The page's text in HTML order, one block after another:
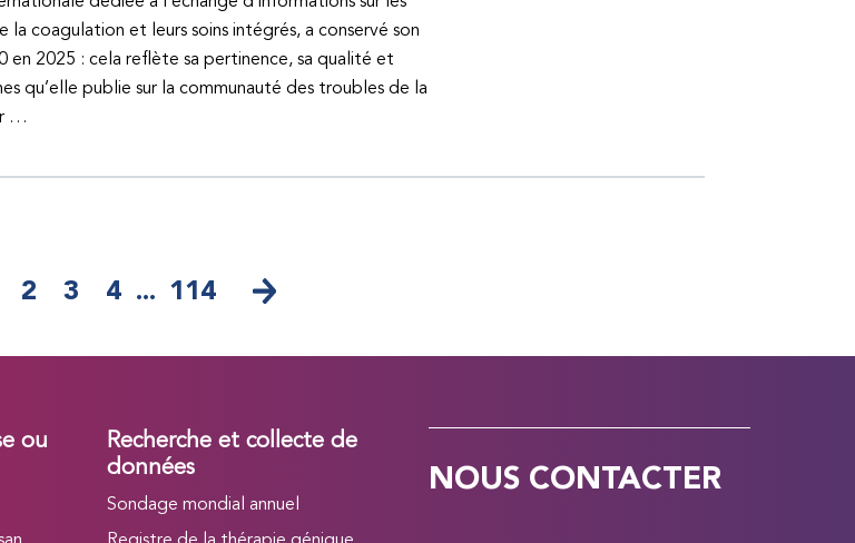
la coagulation et leurs soins intégrés, a conservé son
en 2025 : cela reflète sa pertinence, sa qualité et
qu’elle publie sur la communauté des troubles de la
…
2 3 4 ... 114
ou
Recherche et collecte de
données
Sondage mondial annuel
NOUS CONTACTER